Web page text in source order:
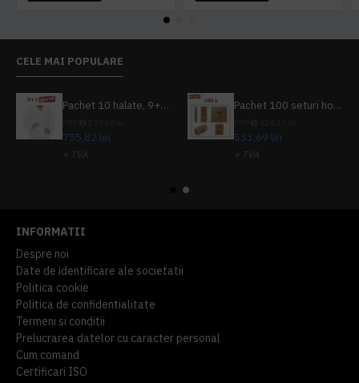
CELE MAI POPULARE
Pachet 10 halate, 9+1 gratuit
755,82 lei
+ TVA
Pachet 100 seturi hoteliere, set dentar, set barbierit, casca de dus, pila unghii, set cusut
533,69 lei
+ TVA
INFORMATII
Despre noi
Date de identificare ale societatii
Politica cookie
Politica de confidentialitate
Termeni si conditii
Prelucrarea datelor cu caracter personal
Cum comand
Certificari ISO